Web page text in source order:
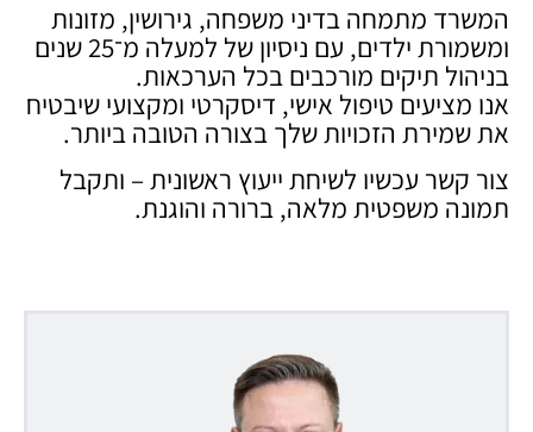
המשרד מתמחה בדיני משפחה, גירושין, מזונות
ומשמורת ילדים, עם ניסיון של למעלה מ־25 שנים
בניהול תיקים מורכבים בכל הערכאות.
אנו מציעים טיפול אישי, דיסקרטי ומקצועי שיבטיח
את שמירת הזכויות שלך בצורה הטובה ביותר.
צור קשר עכשיו לשיחת ייעוץ ראשונית – ותקבל
תמונה משפטית מלאה, ברורה והוגנת.